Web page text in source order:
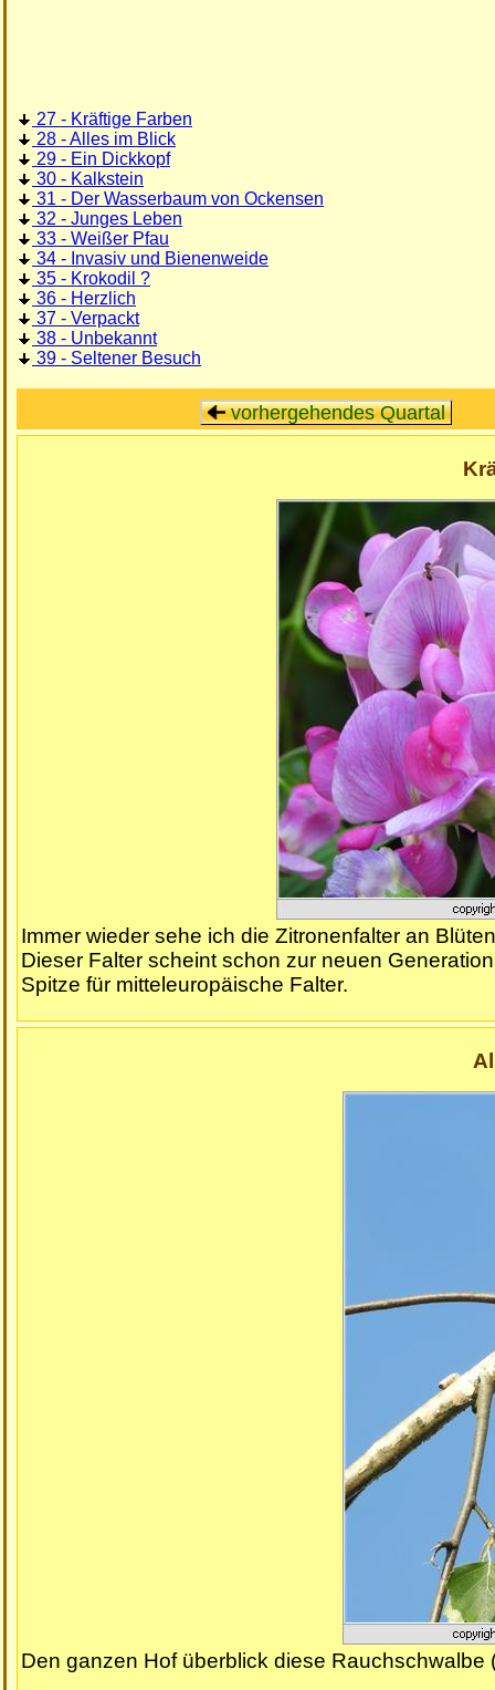
27 - Kräftige Farben
28 - Alles im Blick
29 - Ein Dickkopf
30 - Kalkstein
31 - Der Wasserbaum von Ockensen
32 - Junges Leben
33 - Weißer Pfau
34 - Invasiv und Bienenweide
35 - Krokodil ?
36 - Herzlich
37 - Verpackt
38 - Unbekannt
39 - Seltener Besuch
vorhergehendes Quartal
Immer wieder sehe ich die Zitronenfalter an
Dieser Falter scheint schon zur neuen
Spitze für mitteleuropäische Falter.
Den ganzen Hof überblick diese